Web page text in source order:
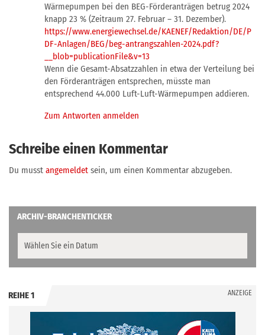
Wärmepumpen bei den BEG-Förderanträgen betrug 2024
knapp 23 % (Zeitraum 27. Februar – 31. Dezember).
https://www.energiewechsel.de/KAENEF/Redaktion/DE/P
DF-Anlagen/BEG/beg-antrangszahlen-2024.pdf?
__blob=publicationFile&v=13
Wenn die Gesamt-Absatzzahlen in etwa der Verteilung bei
den Förderanträgen entsprechen, müsste man
entsprechend 44.000 Luft-Luft-Wärmepumpen addieren.
Zum Antworten anmelden
Schreibe einen Kommentar
Du musst angemeldet sein, um einen Kommentar abzugeben.
ARCHIV-BRANCHENTICKER
REIHE 1 ANZEIGE